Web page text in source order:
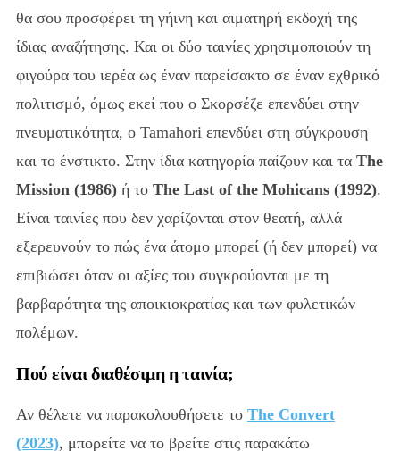
θα σου προσφέρει τη γήινη και αιματηρή εκδοχή της
ίδιας αναζήτησης. Και οι δύο ταινίες χρησιμοποιούν τη
φιγούρα του ιερέα ως έναν παρείσακτο σε έναν εχθρικό
πολιτισμό, όμως εκεί που ο Σκορσέζε επενδύει στην
πνευματικότητα, ο Tamahori επενδύει στη σύγκρουση
και το ένστικτο. Στην ίδια κατηγορία παίζουν και τα The
Mission (1986) ή το The Last of the Mohicans (1992).
Είναι ταινίες που δεν χαρίζονται στον θεατή, αλλά
εξερευνούν το πώς ένα άτομο μπορεί (ή δεν μπορεί) να
επιβιώσει όταν οι αξίες του συγκρούονται με τη
βαρβαρότητα της αποικιοκρατίας και των φυλετικών
πολέμων.
Πού είναι διαθέσιμη η ταινία;
Αν θέλετε να παρακολουθήσετε το The Convert
(2023), μπορείτε να το βρείτε στις παρακάτω